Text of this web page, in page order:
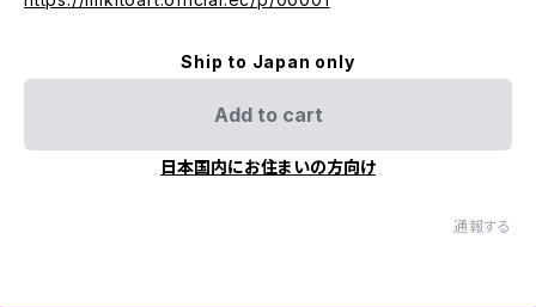
Ship to Japan only
Add to cart
日本国内にお住まいの方向け
通報する